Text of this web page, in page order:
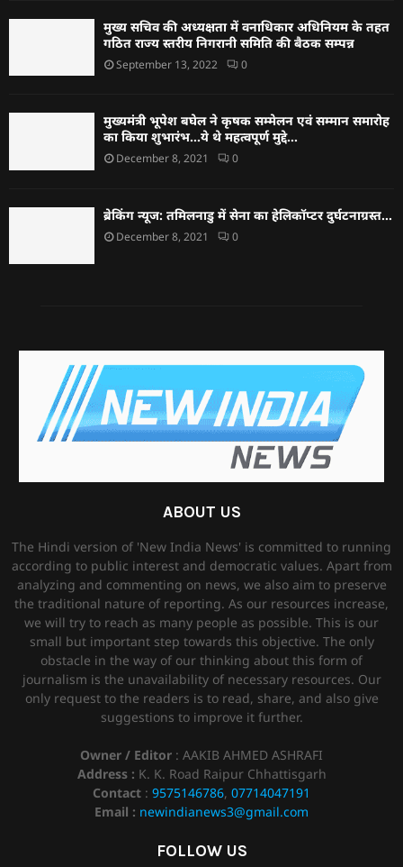
मुख्य सचिव की अध्यक्षता में वनाधिकार अधिनियम के तहत
गठित राज्य स्तरीय निगरानी समिति की बैठक सम्पन्न
September 13, 2022 0
मुख्यमंत्री भूपेश बघेल ने कृषक सम्मेलन एवं सम्मान समारोह
का किया शुभारंभ…ये थे महत्वपूर्ण मुद्दे…
December 8, 2021 0
ब्रेकिंग न्यूज: तमिलनाडु में सेना का हेलिकॉप्टर दुर्घटनाग्रस्त…
December 8, 2021 0
ABOUT US
The Hindi version of 'New India News' is committed to running
according to public interest and democratic values. Apart from
analyzing and commenting on news, we also aim to preserve
the traditional nature of reporting. As our resources increase,
we will try to reach as many people as possible. This is our
small but important step towards this objective. The only
obstacle in the way of our thinking about this form of
journalism is the unavailability of necessary resources. Our
only request to the readers is to read, share, and also give
suggestions to improve it further.
Owner / Editor : AAKIB AHMED ASHRAFI
Address : K. K. Road Raipur Chhattisgarh
Contact : 9575146786, 07714047191
Email : newindianews3@gmail.com
FOLLOW US